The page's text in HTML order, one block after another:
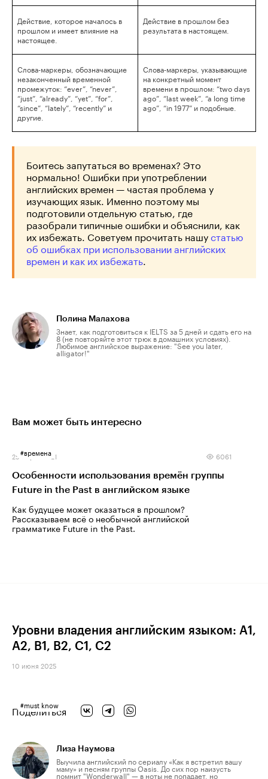
Действие, которое началось в
прошлом и имеет влияние на
настоящее.
Действие в прошлом без
результата в настоящем.
Слова-маркеры, обозначающие
незаконченный временной
промежуток: “ever”, “never”,
“just”, “already”, “yet”, “for”,
“since”, “lately”, “recently” и
другие.
Слова-маркеры, указывающие
на конкретный момент
времени в прошлом: “two days
ago”, “last week”, “a long time
ago”, “in 1977” и подобные.
Боитесь запутаться во временах? Это
нормально! Ошибки при употреблении
английских времен — частая проблема у
изучающих язык. Именно поэтому мы
подготовили отдельную статью, где
разобрали типичные ошибки и объяснили, как
их избежать. Советуем прочитать нашустатью
об ошибках при использовании английских
времен и как их избежать.
Полина Малахова
Знает, как подготовиться к IELTS за 5 дней и сдать его на
8 (не повторяйте этот трюк в домашних условиях).
Любимое английское выражение: "See you later,
alligator!"
Вам может быть интересно
#времена
25 марта 2021 6061
Особенности использования времён группы
Future in the Past в английском языке
Как будущее может оказаться в прошлом?
Рассказываем всё о необычной английской
грамматике Future in the Past.
Уровни владения английским языком: A1,
A2, B1, B2, C1, C2
10 июня 2025
#must know
Поделиться
Лиза Наумова
Выучила английский по сериалу «Как я встретил вашу
маму» и песням группы Oasis. До сих пор наизусть
помнит "Wonderwall" — в ноты не попадает, но